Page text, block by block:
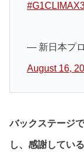
— 新日本プ
August 16,
バックステージ
し、感謝してい